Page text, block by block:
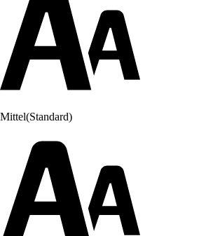
Mittel(Standard)